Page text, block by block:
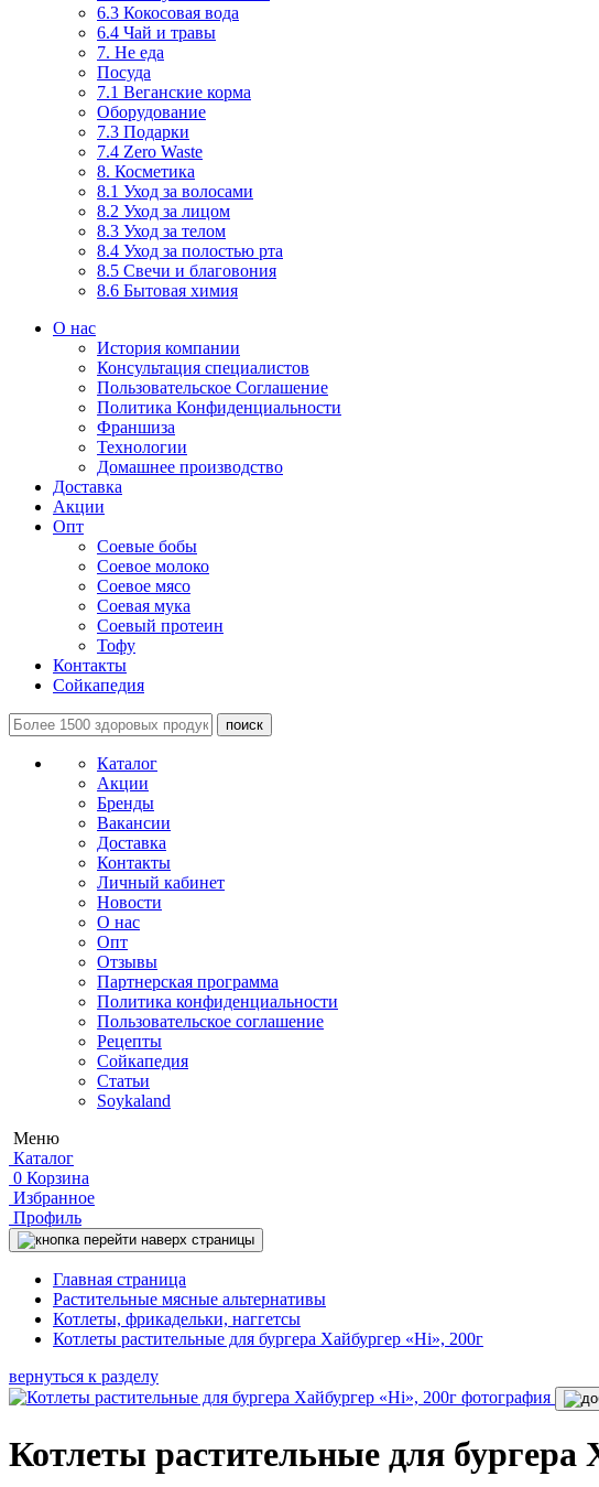
6.3 Кокосовая вода
6.4 Чай и травы
7. Не еда
Посуда
7.1 Веганские корма
Оборудование
7.3 Подарки
7.4 Zero Waste
8. Косметика
8.1 Уход за волосами
8.2 Уход за лицом
8.3 Уход за телом
8.4 Уход за полостью рта
8.5 Свечи и благовония
8.6 Бытовая химия
О нас
История компании
Консультация специалистов
Пользовательское Соглашение
Политика Конфиденциальности
Франшиза
Технологии
Домашнее производство
Доставка
Акции
Опт
Соевые бобы
Соевое молоко
Соевое мясо
Соевая мука
Соевый протеин
Тофу
Контакты
Сойкапедия
поиск
Каталог
Акции
Бренды
Вакансии
Доставка
Контакты
Личный кабинет
Новости
О нас
Опт
Отзывы
Партнерская программа
Политика конфиденциальности
Пользовательское соглашение
Рецепты
Сойкапедия
Статьи
Soykaland
Меню
Каталог
0 Корзина
Избранное
Профиль
Главная страница
Растительные мясные альтернативы
Котлеты, фрикадельки, наггетсы
Котлеты растительные для бургера Хайбургер «Hi», 200г
вернуться к разделу
Котлеты растительные для бургера